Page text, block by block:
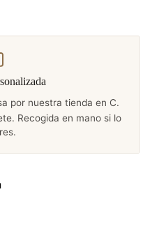
por nuestra tienda en C.
Recogida en mano si lo